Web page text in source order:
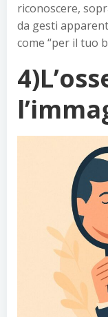
riconoscere,
da gesti
come “per il tuo